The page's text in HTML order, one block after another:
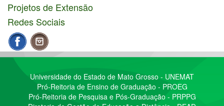
Projetos de Extensão
Redes Sociais
Universidade do Estado de Mato Grosso - UNEMAT
Pró-Reitoria de Ensino de Graduação - PROEG
Pró-Reitoria de Pesquisa e Pós-Graduação - PRPPG